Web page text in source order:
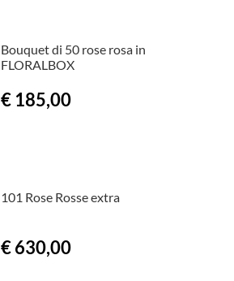
Bouquet di 50 rose rosa in
FLORALBOX
€ 185,00
101 Rose Rosse extra
€ 630,00